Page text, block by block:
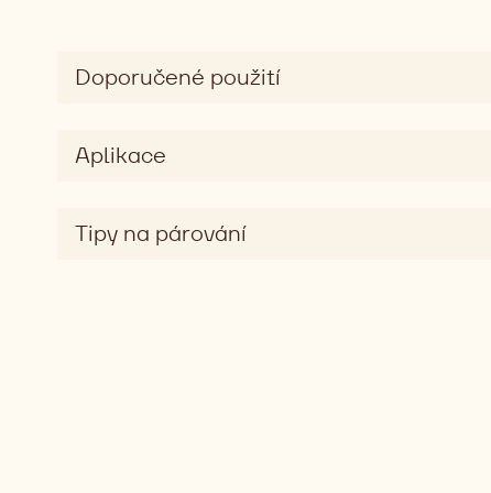
Doporučené použití
Aplikace
Tipy na párování